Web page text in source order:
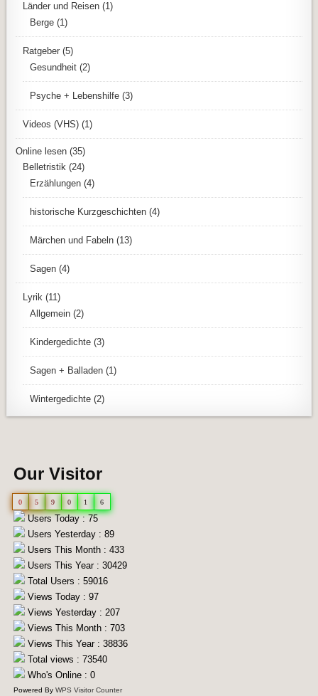
Länder und Reisen (1)
Berge (1)
Ratgeber (5)
Gesundheit (2)
Psyche + Lebenshilfe (3)
Videos (VHS) (1)
Online lesen (35)
Belletristik (24)
Erzählungen (4)
historische Kurzgeschichten (4)
Märchen und Fabeln (13)
Sagen (4)
Lyrik (11)
Allgemein (2)
Kindergedichte (3)
Sagen + Balladen (1)
Wintergedichte (2)
Our Visitor
0 5 9 0 1 6
Users Today : 75
Users Yesterday : 89
Users This Month : 433
Users This Year : 30429
Total Users : 59016
Views Today : 97
Views Yesterday : 207
Views This Month : 703
Views This Year : 38836
Total views : 73540
Who's Online : 0
Powered ByWPS Visitor Counter